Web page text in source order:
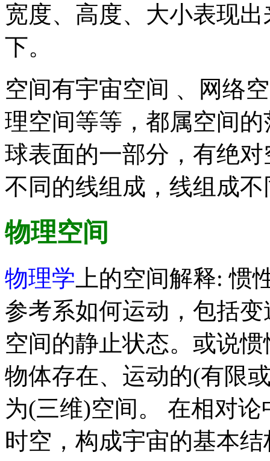
宽度、高度、大小表现
下。
空间有宇宙空间 、网络
理空间等等，都属空间
球表面的一部分，有绝
不同的线组成，线组成
物理空间
物理学 上的空间解释: 惯
参考系如何运动，包括
空间的静止状态。或说
物体存在、运动的(有限
为(三维)空间。 在相对
时空，构成宇宙的基本结